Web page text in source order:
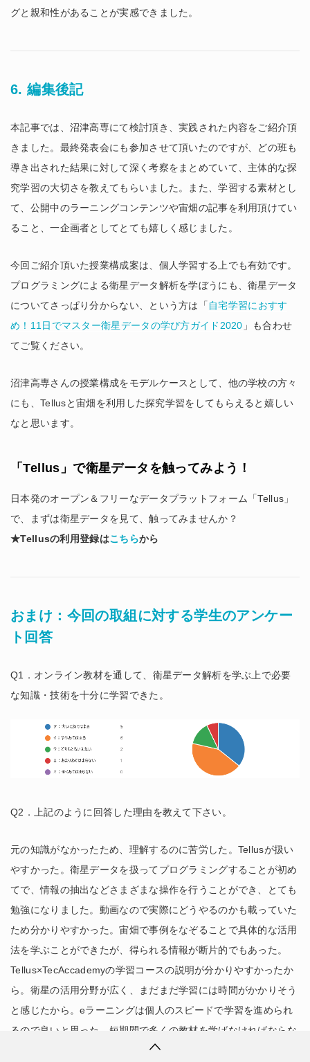
グと親和性があることが実感できました。
6. 編集後記
本記事では、沼津高専にて検討頂き、実践された内容をご紹介頂
きました。最終発表会にも参加させて頂いたのですが、どの班も
導き出された結果に対して深く考察をまとめていて、主体的な探
究学習の大切さを教えてもらいました。また、学習する素材とし
て、公開中のラーニングコンテンツや宙畑の記事を利用頂けてい
ること、一企画者としてとても嬉しく感じました。
今回ご紹介頂いた授業構成案は、個人学習する上でも有効です。
プログラミングによる衛星データ解析を学ぼうにも、衛星データ
についてさっぱり分からない、という方は「 自宅学習におすす
め！11日でマスター衛星データの学び方ガイド2020 」も合わせ
てご覧ください。
沼津高専さんの授業構成をモデルケースとして、他の学校の方々
にも、Tellusと宙畑を利用した探究学習をしてもらえると嬉しい
なと思います。
「Tellus」で衛星データを触ってみよう！
日本発のオープン＆フリーなデータプラットフォーム「Tellus」
で、まずは衛星データを見て、触ってみませんか？
★Tellusの利用登録はこちらから
おまけ：今回の取組に対する学生のアンケー
ト回答
Q1．オンライン教材を通して、衛星データ解析を学ぶ上で必要
な知識・技術を十分に学習できた。
Q2．上記のように回答した理由を教えて下さい。
元の知識がなかったため、理解するのに苦労した。Tellusが扱い
やすかった。衛星データを扱ってプログラミングすることが初め
てで、情報の抽出などさまざまな操作を行うことができ、とても
勉強になりました。動画なので実際にどうやるのかも載っていた
ため分かりやすかった。宙畑で事例をなぞることで具体的な活用
法を学ぶことができたが、得られる情報が断片的でもあった。
Tellus×TecAccademyの学習コースの説明が分かりやすかったか
ら。衛星の活用分野が広く、まだまだ学習には時間がかかりそう
と感じたから。eラーニングは個人のスピードで学習を進められ
るので良いと思った。短期間で多くの教材を学ばなければならな
かったため、十分に学習、習得できたとは言い難いから。解析に